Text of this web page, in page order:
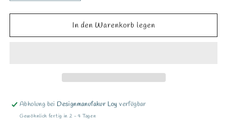
die
Menge
Bügelbild
die
Menge
für
Bügelbild
In den Warenkorb legen
Abholung bei Designmanufakur Loy verfügbar
Gewöhnlich fertig in 2 - 4 Tagen